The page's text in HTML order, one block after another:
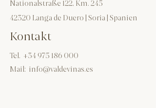
Nationalstraße 122, Km. 245
42320 Langa de Duero | Soria | Spanien
Kontakt
Tel. +34 975 186 000
Mail: info@valdevinas.es